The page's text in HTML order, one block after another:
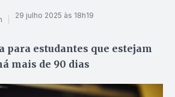
29 julho 2025 às 18h19
para estudantes que estejam
mais de 90 dias